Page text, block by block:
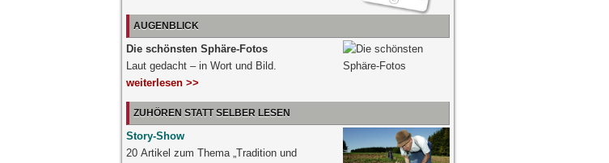
AUGENBLICK
Die schönsten Sphäre-Fotos
Laut gedacht – in Wort und Bild.
weiterlesen >>
ZUHÖREN STATT SELBER LESEN
Story-Show
20 Artikel zum Thema „Tradition und